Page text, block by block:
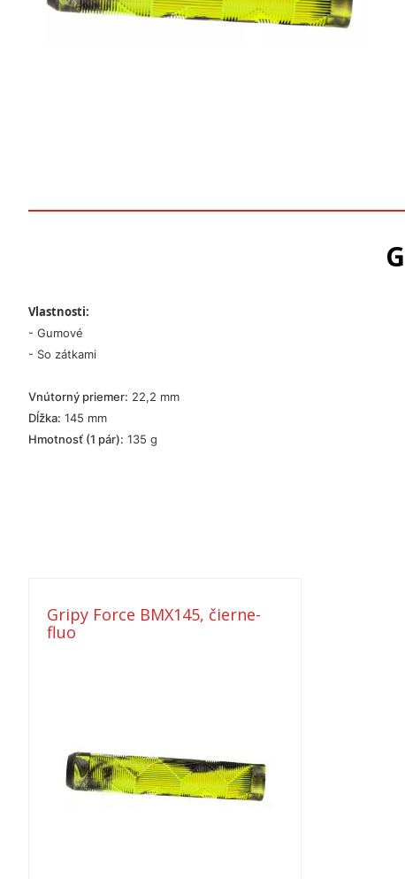
Vlastnosti:
- Gumové
- So zátkami
Vnútorný priemer: 22,2 mm
Dĺžka: 145 mm
Hmotnosť (1 pár): 135 g
Gripy Force BMX145, čierne-
fluo